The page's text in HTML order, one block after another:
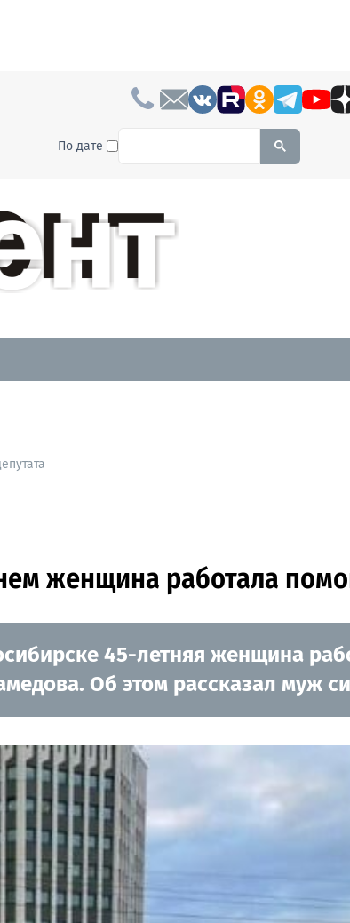
По дате To search this site, enter a
женщина работала
45-летняя женщина
Об этом рассказал муж